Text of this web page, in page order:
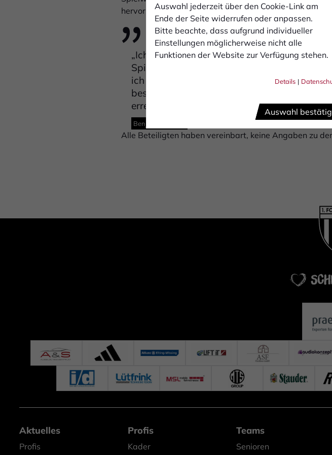
Auswahl jederzeit über den Cookie-Link am
Ende der Seite widerrufen oder anpassen.
Bitte beachte, dass aufgrund individueller
Einstellungen möglicherweise nicht alle
Funktionen der Website zur Verfügung stehen.
Details |
Auswahl
hervorragend zum 1. FC Bocholt passt.“
„Ich freue mich riesig auf die neue
Spielen am Hünting habe ich die
ich es kaum erwarten, jetzt selbst für den
bestmöglich einbringen und gemeinsam
erreichen.“
Benjamin Friesen
Alle Beteiligten haben vereinbart, keine Angaben zu
Aktuelles
Profis
Profis
Kader
Teams
Senioren